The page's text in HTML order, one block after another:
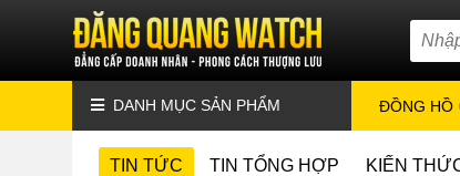
DANH MỤC SẢN PHẨM ĐỒNG HỒ
TIN TỨC TIN TỔNG HỢP KIẾN